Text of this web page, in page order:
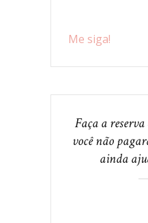
Me siga!
Faça a
você não
ainda